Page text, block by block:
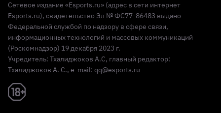
Сетевое издание «Esports.ru» (адрес в сети интернет
Esports.ru), свидетельство Эл № ФС77-86483 выдано
Федеральной службой по надзору в сфере связи,
информационных технологий и массовых коммуникаций
(Роскомнадзор) 19 декабря 2023 г.
Учредитель: Тхалиджоков А.С, главный редактор:
Тхалиджоков А. С., e-mail: qq@esports.ru